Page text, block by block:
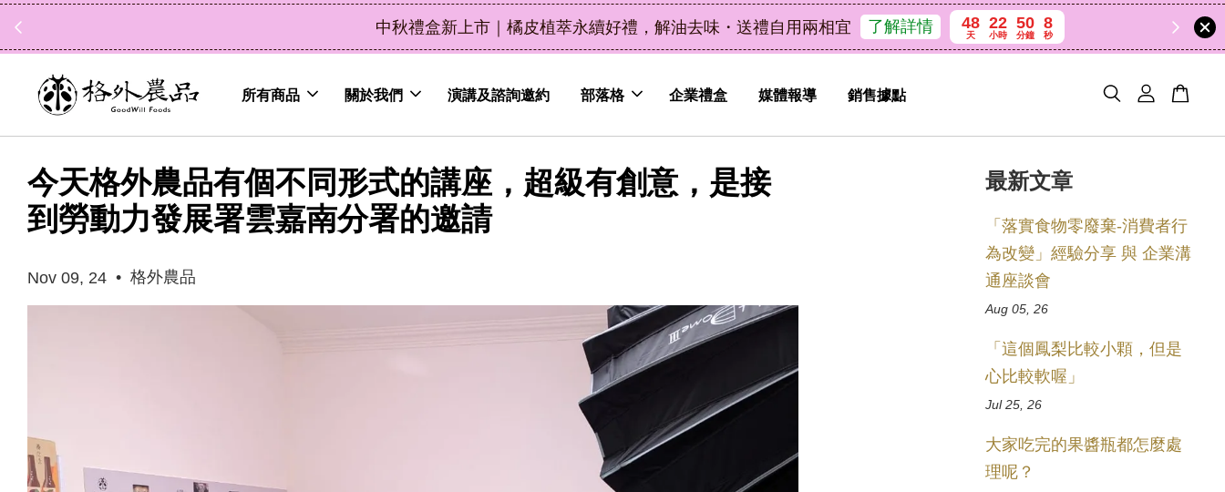
中秋禮盒新上市｜橘皮植萃永續好禮，解油去味・送禮自用兩相宜 了解詳情 48
天
22
小時
50
分鐘
7
秒
所有商品 關於我們 演講及諮詢邀約 部落格 企業禮盒 媒體報導 銷售據點
今天格外農品有個不同形式的講座，超級有創意，是接
到勞動力發展署雲嘉南分署的邀請
Nov 09, 24 • 格外農品
最新文章
「落實食物零廢棄-消費者行
為改變」經驗分享 與 企業溝
通座談會
Aug 05, 26
「這個鳳梨比較小顆，但是
心比較軟喔」
Jul 25, 26
大家吃完的果醬瓶都怎麼處
理呢？